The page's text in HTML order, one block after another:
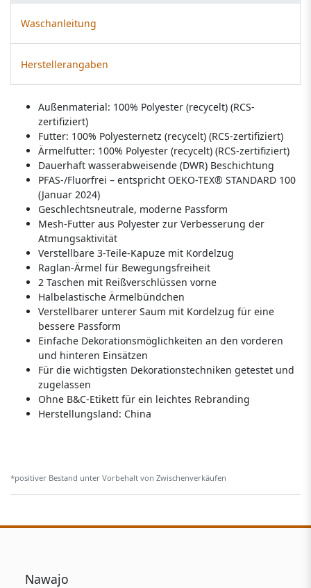
Waschanleitung
Herstellerangaben
Außenmaterial: 100% Polyester (recycelt) (RCS-
zertifiziert)
Futter: 100% Polyesternetz (recycelt) (RCS-zertifiziert)
Ärmelfutter: 100% Polyester (recycelt) (RCS-zertifiziert)
Dauerhaft wasserabweisende (DWR) Beschichtung
PFAS-/Fluorfrei – entspricht OEKO-TEX® STANDARD 100
(Januar 2024)
Geschlechtsneutrale, moderne Passform
Mesh-Futter aus Polyester zur Verbesserung der
Atmungsaktivität
Verstellbare 3-Teile-Kapuze mit Kordelzug
Raglan-Ärmel für Bewegungsfreiheit
2 Taschen mit Reißverschlüssen vorne
Halbelastische Ärmelbündchen
Verstellbarer unterer Saum mit Kordelzug für eine
bessere Passform
Einfache Dekorationsmöglichkeiten an den vorderen
und hinteren Einsätzen
Für die wichtigsten Dekorationstechniken getestet und
zugelassen
Ohne B&C-Etikett für ein leichtes Rebranding
Herstellungsland: China
*positiver Bestand unter Vorbehalt von Zwischenverkäufen
Nawajo